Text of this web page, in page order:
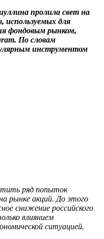
пролила свет на
используемых для
фондовым рынком,
По словам
инструментом
ряд попыток
рынке акций. До этого
снижение российского
влиянием
ситуацией.